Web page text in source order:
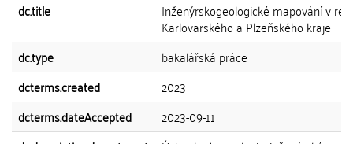
dc.title
Inženýrskogeologické mapování v
Karlovarského a Plzeňského kraje
dc.type
bakalářská práce
dcterms.created
2023
dcterms.dateAccepted
2023-09-11